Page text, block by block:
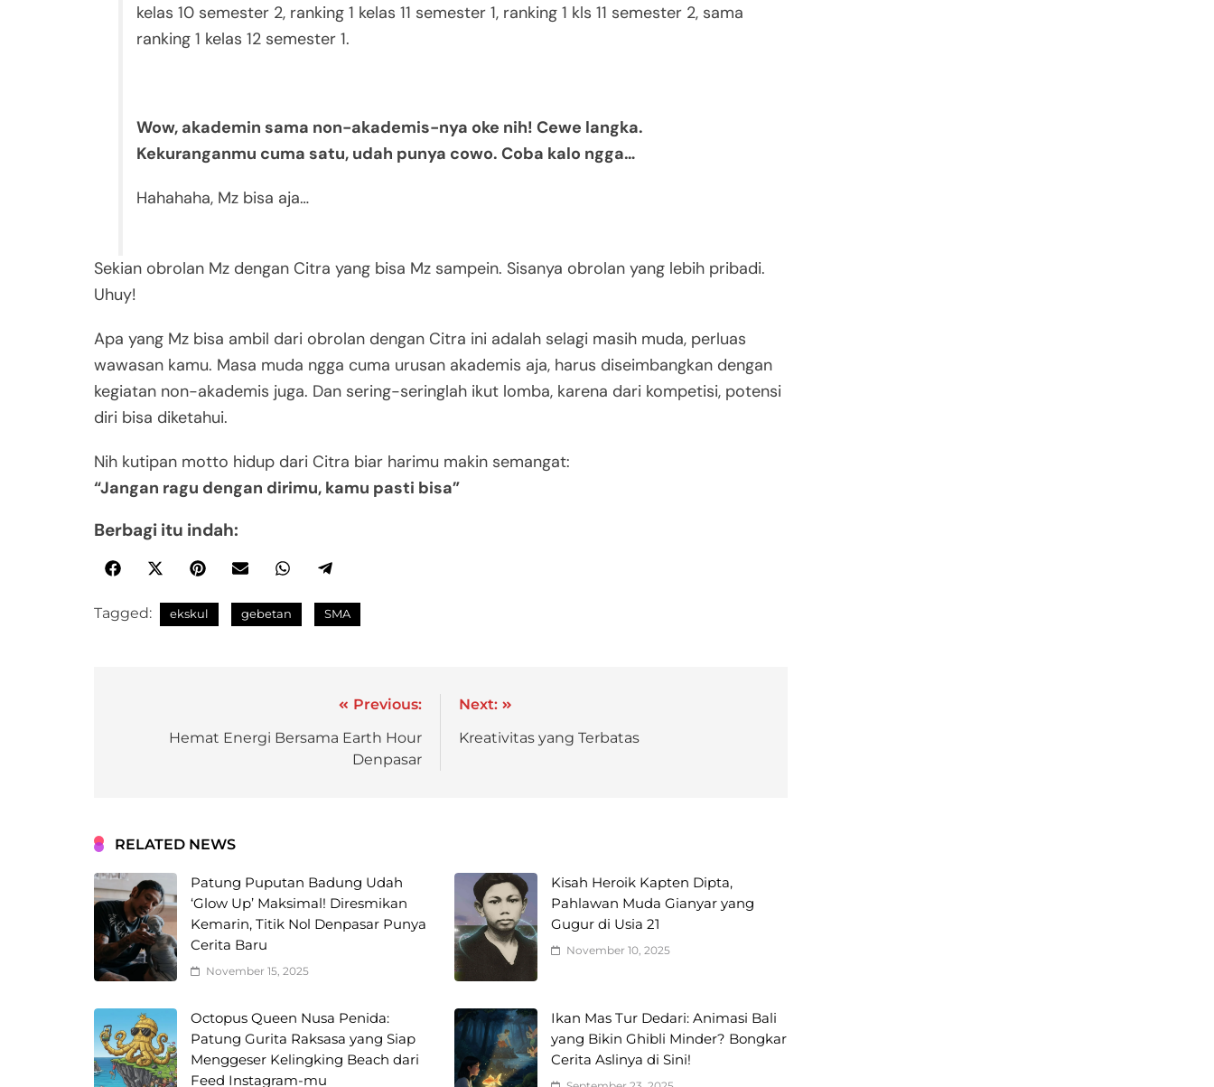
kelas 10 semester 2, ranking 1 kelas 11 semester 1, ranking 1 kls 11 semester 2, sama
ranking 1 kelas 12 semester 1.
Wow, akademin sama non-akademis-nya oke nih! Cewe langka.
Kekuranganmu cuma satu, udah punya cowo. Coba kalo ngga…
Hahahaha, Mz bisa aja…
Sekian obrolan Mz dengan Citra yang bisa Mz sampein. Sisanya obrolan yang lebih pribadi.
Uhuy!
Apa yang Mz bisa ambil dari obrolan dengan Citra ini adalah selagi masih muda, perluas
wawasan kamu. Masa muda ngga cuma urusan akademis aja, harus diseimbangkan dengan
kegiatan non-akademis juga. Dan sering-seringlah ikut lomba, karena dari kompetisi, potensi
diri bisa diketahui.
Nih kutipan motto hidup dari Citra biar harimu makin semangat:
“Jangan ragu dengan dirimu, kamu pasti bisa”
Berbagi itu indah:
Tagged: ekskul gebetan SMA
Previous:
Hemat Energi Bersama Earth Hour
Denpasar
Next:
Kreativitas yang Terbatas
RELATED NEWS
Patung Puputan Badung Udah
‘Glow Up’ Maksimal! Diresmikan
Kemarin, Titik Nol Denpasar Punya
Cerita Baru
November 15, 2025
Kisah Heroik Kapten Dipta,
Pahlawan Muda Gianyar yang
Gugur di Usia 21
November 10, 2025
Octopus Queen Nusa Penida:
Patung Gurita Raksasa yang Siap
Menggeser Kelingking Beach dari
Feed Instagram-mu
Ikan Mas Tur Dedari: Animasi Bali
yang Bikin Ghibli Minder? Bongkar
Cerita Aslinya di Sini!